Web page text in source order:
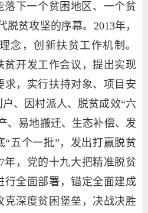
落下一个贫困地区、一个贫
脱贫攻坚的序幕。2013年，
念，创新扶贫工作机制。
贫开发工作会议，提出实现
求，实行扶持对象、项目安
、因村派人、脱贫成效“六
、易地搬迁、生态补偿、发
“五个一批”，发出打赢脱贫
年，党的十九大把精准脱贫
行全面部署，锚定全面建成
克深度贫困堡垒，决战决胜